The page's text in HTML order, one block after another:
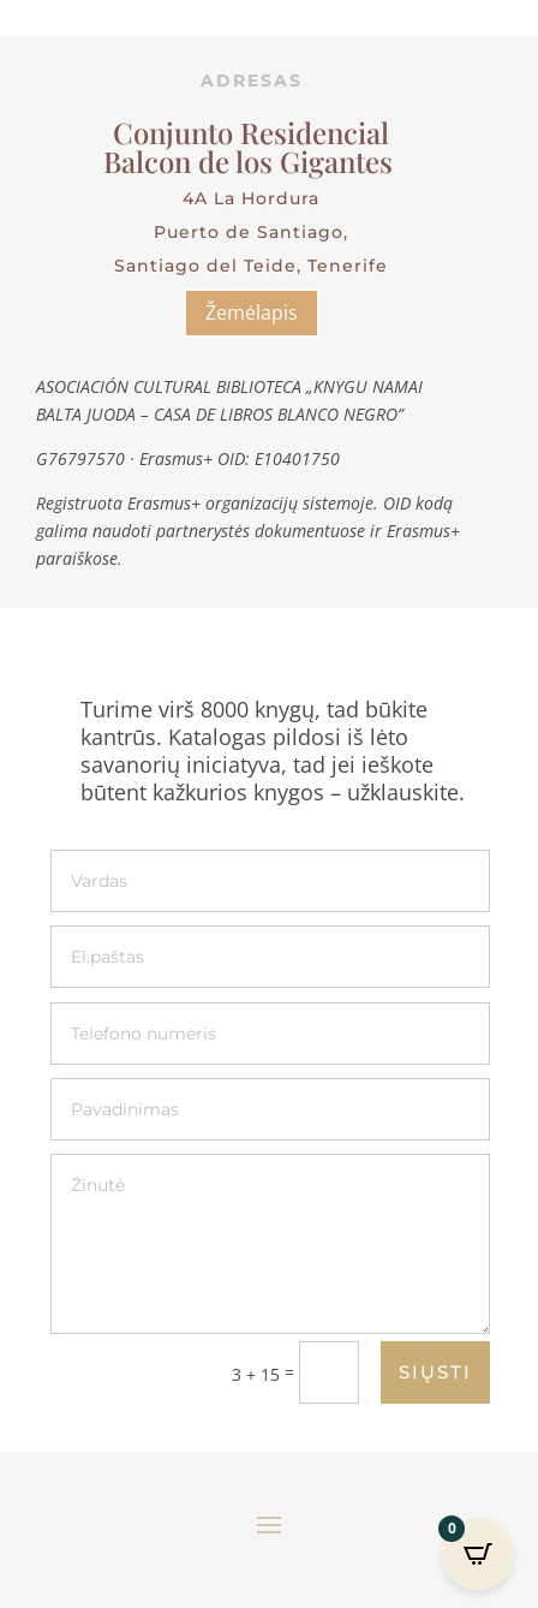
ADRESAS
Conjunto Residencial
Balcon de los Gigantes
4A La Hordura
Puerto de Santiago,
Santiago del Teide, Tenerife
Žemėlapis
ASOCIACIÓN CULTURAL BIBLIOTECA „KNYGU NAMAI
BALTA JUODA – CASA DE LIBROS BLANCO NEGRO”
G76797570 · Erasmus+ OID: E10401750
Registruota Erasmus+ organizacijų sistemoje. OID kodą
galima naudoti partnerystės dokumentuose ir Erasmus+
paraiškose.
Turime virš 8000 knygų, tad būkite
kantrūs. Katalogas pildosi iš lėto
savanorių iniciatyva, tad jei ieškote
būtent kažkurios knygos – užklauskite.
3 + 15 = SIŲSTI
0